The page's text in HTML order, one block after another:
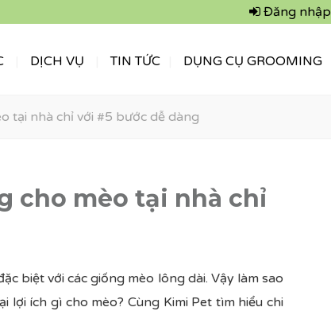
Đăng nhập
DỊCH VỤ TIN TỨC DỤNG CỤ GROOMING
tại nhà chỉ với #5 bước dễ dàng
cho mèo tại nhà chỉ
biệt với các giống mèo lông dài. Vậy làm sao
lợi ích gì cho mèo? Cùng Kimi Pet tìm hiểu chi